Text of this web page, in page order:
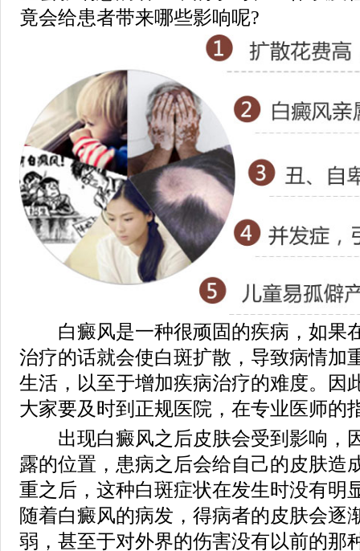
竟会给患者带来哪些影响呢?
白癜风是一种很顽固的疾病，如果
治疗的话就会使白斑扩散，导致病情加
生活，以至于增加疾病治疗的难度。因
大家要及时到正规医院，在专业医师的
出现白癜风之后皮肤会受到影响，
露的位置，患病之后会给自己的皮肤造
重之后，这种白斑症状在发生时没有明
随着白癜风的病发，得病者的皮肤会逐
弱，甚至于对外界的伤害没有以前的那